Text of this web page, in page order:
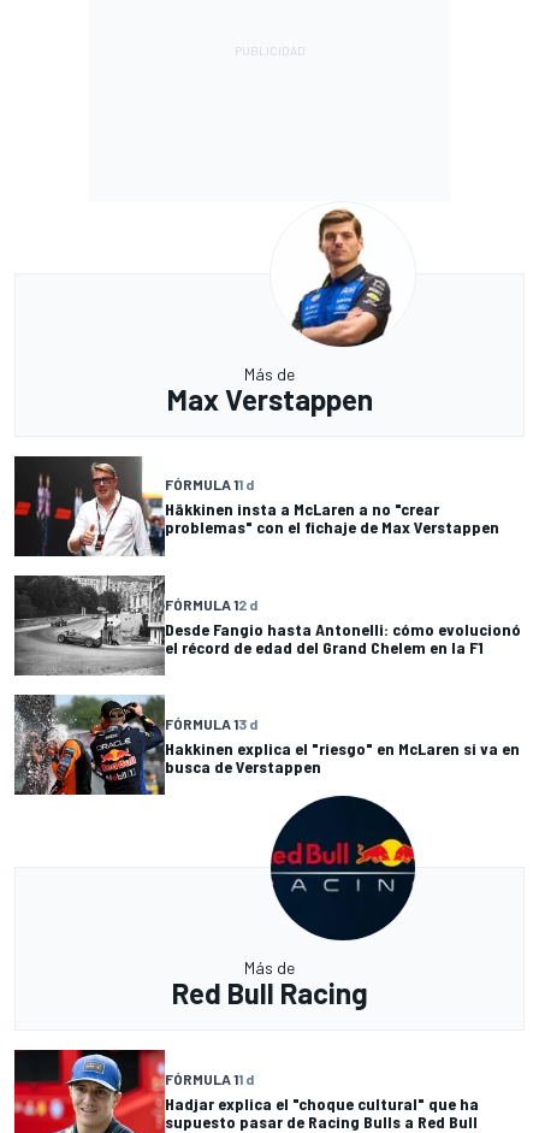
Más de
Max Verstappen
FÓRMULA 11 d
Häkkinen insta a McLaren a no "crear
problemas" con el fichaje de Max Verstappen
FÓRMULA 12 d
Desde Fangio hasta Antonelli: cómo evolucionó
el récord de edad del Grand Chelem en la F1
FÓRMULA 13 d
Hakkinen explica el "riesgo" en McLaren si va en
busca de Verstappen
Más de
Red Bull Racing
FÓRMULA 11 d
Hadjar explica el "choque cultural" que ha
supuesto pasar de Racing Bulls a Red Bull